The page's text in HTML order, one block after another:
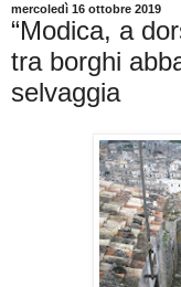
mercoledì 16 ottobre 2019
“Modica, a
tra borghi
selvaggia